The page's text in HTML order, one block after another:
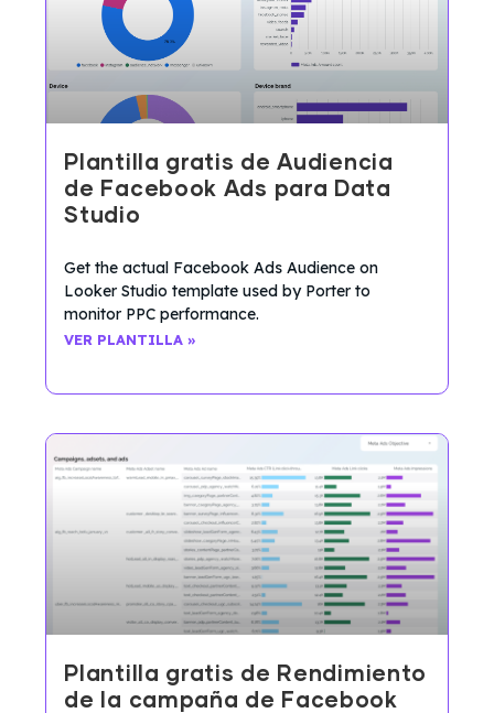
Plantilla gratis de Audiencia
de Facebook Ads para Data
Studio
Get the actual Facebook Ads Audience on
Looker Studio template used by Porter to
monitor PPC performance.
VER PLANTILLA »
Plantilla gratis de Rendimiento
de la campaña de Facebook